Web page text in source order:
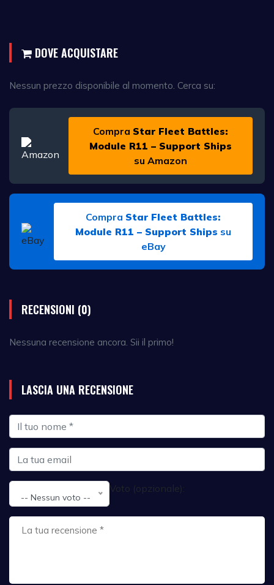
DOVE ACQUISTARE
Nessun prezzo disponibile al momento. Cerca su:
Compra Star Fleet Battles:
Module R11 – Support Ships
su Amazon
Compra Star Fleet Battles:
Module R11 – Support Ships su
eBay
RECENSIONI (0)
Nessuna recensione ancora. Sii il primo!
LASCIA UNA RECENSIONE
Voto (opzionale):
-- Nessun voto --